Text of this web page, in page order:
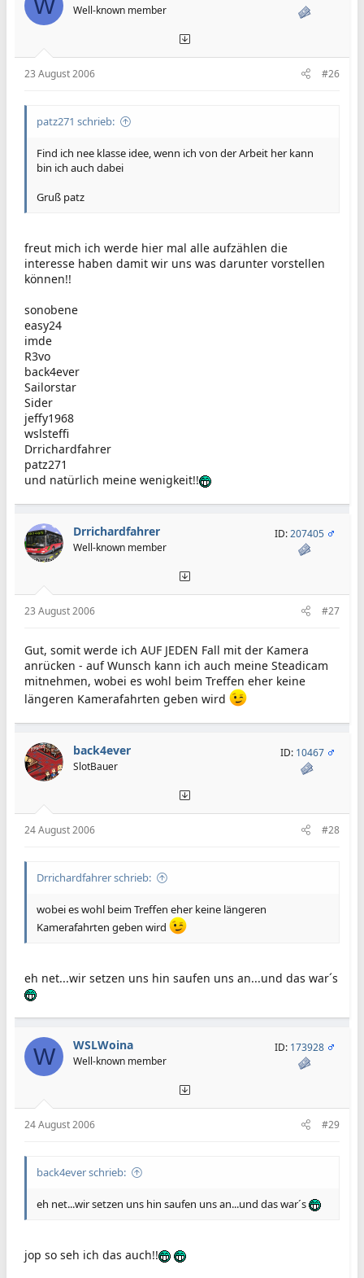
W Well-known member
23 August 2006 #26
patz271 schrieb:
Find ich nee klasse idee, wenn ich von der Arbeit her kann
bin ich auch dabei
Gruß patz
freut mich ich werde hier mal alle aufzählen die
interesse haben damit wir uns was darunter vorstellen
können!!
sonobene
easy24
imde
R3vo
back4ever
Sailorstar
Sider
jeffy1968
wslsteffi
Drrichardfahrer
patz271
und natürlich meine wenigkeit!!
Drrichardfahrer
Well-known member
ID:207405
23 August 2006 #27
Gut, somit werde ich AUF JEDEN Fall mit der Kamera
anrücken - auf Wunsch kann ich auch meine Steadicam
mitnehmen, wobei es wohl beim Treffen eher keine
längeren Kamerafahrten geben wird
back4ever
SlotBauer
ID: 10467
24 August 2006 #28
Drrichardfahrer schrieb:
wobei es wohl beim Treffen eher keine längeren
Kamerafahrten geben wird
eh net...wir setzen uns hin saufen uns an...und das war´s
W WSLWoina
Well-known member
ID: 173928
24 August 2006 #29
back4ever schrieb:
eh net...wir setzen uns hin saufen uns an...und das war´s
jop so seh ich das auch!!